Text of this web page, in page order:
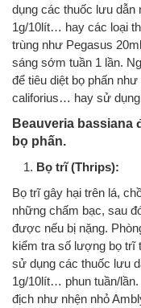
dụng các thuốc lưu dẫn
1g/10lít… hay các loại
trùng như Pegasus
sáng sớm tuần 1 lần.
để tiêu diệt bọ phấn
califorius… hay sử dụng
Beauveria bassiana
bọ phấn.
Bọ trĩ (Thrips):
Bọ trĩ gây hại trên lá,
những chấm bạc, sau
được nếu bị nặng.
kiểm tra số lượng bọ trĩ
sử dụng các thuốc lưu
1g/10lít… phun tuần/
địch như nhện nhỏ